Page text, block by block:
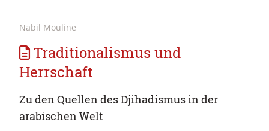
Nabil Mouline
Traditionalismus und
Herrschaft
Zu den Quellen des Djihadismus in der
arabischen Welt